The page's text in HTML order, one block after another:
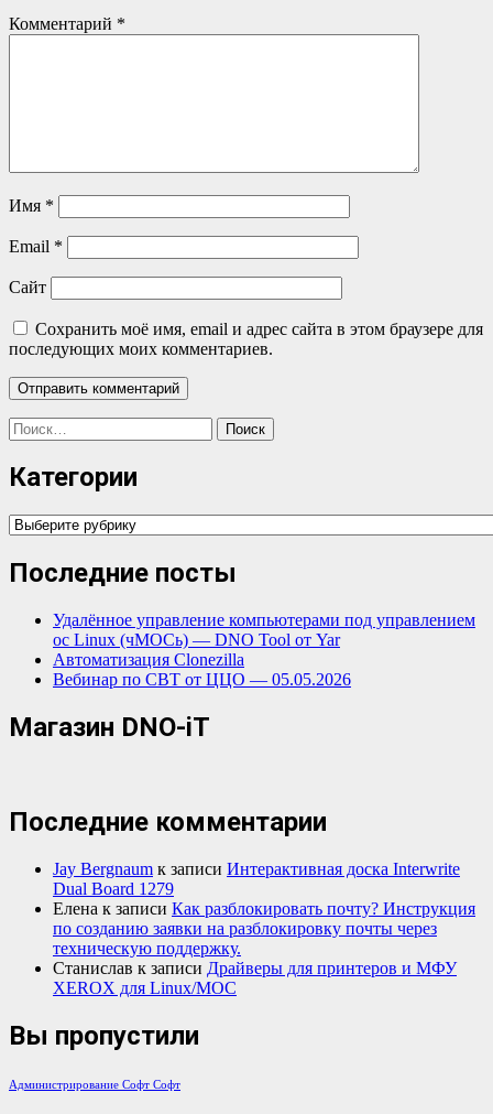
Комментарий *
Имя *
Email *
Сайт
Сохранить моё имя, email и адрес сайта в этом браузере для
последующих моих комментариев.
Найти:
Категории
Категории
Последние посты
Удалённое управление компьютерами под управлением
ос Linux (чМОСь) — DNO Tool от Yar
Автоматизация Clonezilla
Вебинар по СВТ от ЦЦО — 05.05.2026
Магазин DNO-iT
Последние комментарии
Jay Bergnaum к записи Интерактивная доска Interwrite
Dual Board 1279
Елена к записи Как разблокировать почту? Инструкция
по созданию заявки на разблокировку почты через
техническую поддержку.
Станислав к записи Драйверы для принтеров и МФУ
XEROX для Linux/МОС
Вы пропустили
Администрирование Софт Софт